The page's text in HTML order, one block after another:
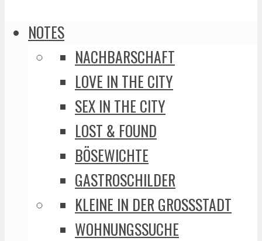
NOTES
NACHBARSCHAFT
LOVE IN THE CITY
SEX IN THE CITY
LOST & FOUND
BÖSEWICHTE
GASTROSCHILDER
KLEINE IN DER GROSSSTADT
WOHNUNGSSUCHE